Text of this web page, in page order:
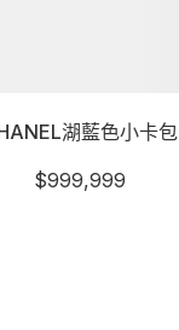
湖藍色小卡包
$999,999